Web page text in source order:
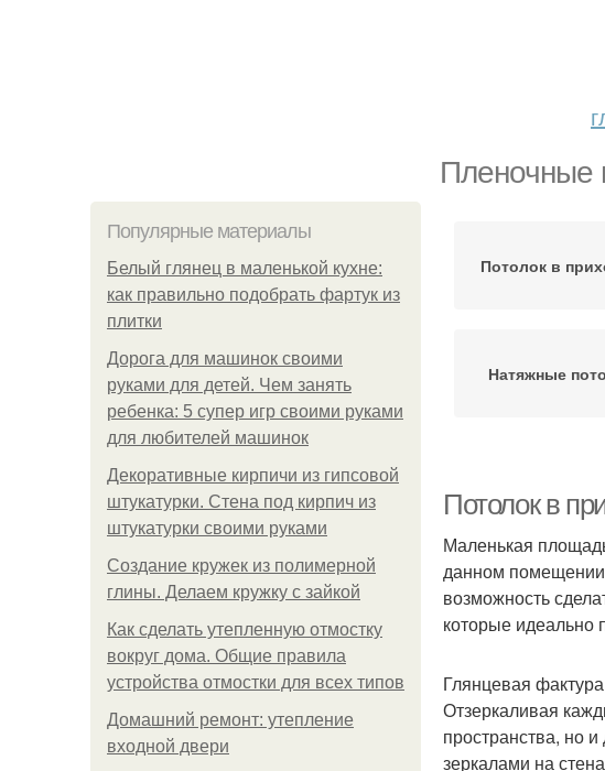
Пленочные
Популярные материалы
Белый глянец в маленькой кухне:
как правильно подобрать фартук из
плитки
Дорога для машинок своими
руками для детей. Чем занять
ребенка: 5 супер игр своими руками
для любителей машинок
Декоративные кирпичи из гипсовой
штукатурки. Стена под кирпич из
штукатурки своими руками
Создание кружек из полимерной
глины. Делаем кружку с зайкой
Как сделать утепленную отмостку
вокруг дома. Общие правила
устройства отмостки для всех типов
Домашний ремонт: утепление
входной двери
Потолок в
Натяжные
Потолок в
Маленькая
данном
возможность
которые идеально
Глянцевая фактура
Отзеркаливая
пространства, но
зеркалами на